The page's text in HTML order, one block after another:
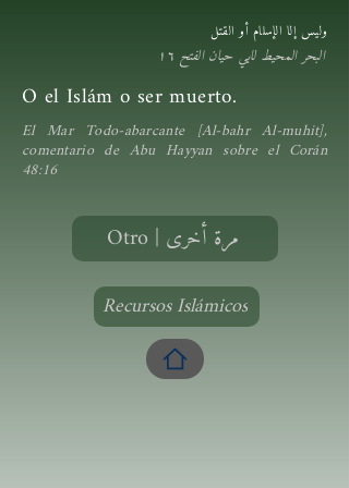
وليس إلا الإسلام أو القتل
البحر المحيط لابي حيان الفتح ١٦
O el Islám o ser muerto.
El Mar Todo-abarcante [Al-bahr Al-muhit],
comentario de Abu Hayyan sobre el Corán
48:16
Otro | مرة أخرى
Recursos Islámicos